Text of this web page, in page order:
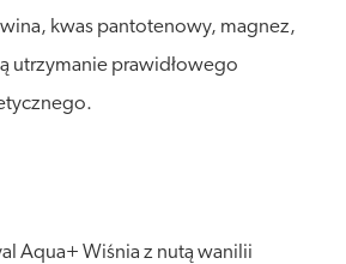
kwas pantotenowy, magnez,
utrzymanie prawidłowego
Aqua+ Wiśnia z nutą wanilii